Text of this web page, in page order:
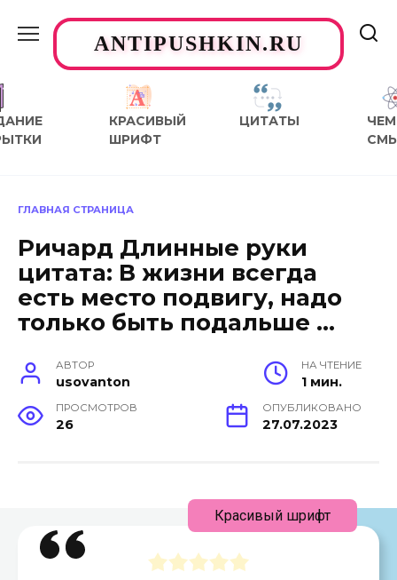
содержаниюANTIPUSHKIN.RU
КРАСИВЫЙ
ШРИФТ
ЦИТАТЫ
ЧЕМ
ГЛАВНАЯ СТРАНИЦА
Ричард Длинные руки
цитата: В жизни всегда
есть место подвигу, надо
только быть подальше …
АВТОР
usovanton
НА ЧТЕНИЕ
1 мин.
ПРОСМОТРОВ
26
ОПУБЛИКОВАНО
27.07.2023
Красивый шрифт